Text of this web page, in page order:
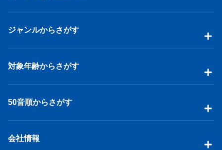
ジャンルからさがす
対象年齢からさがす
50音順からさがす
会社情報